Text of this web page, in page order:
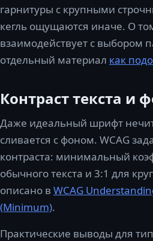
гарнитуры с крупными
кегль ощущаются иначе. О
взаимодействует с выбором
отдельный материал как
Контраст текста и
Даже идеальный шрифт
сливается с фоном. WCAG
контраста: минимальный
обычного текста и 3:1 для
описано в WCAG
(Minimum).
Практические выводы для